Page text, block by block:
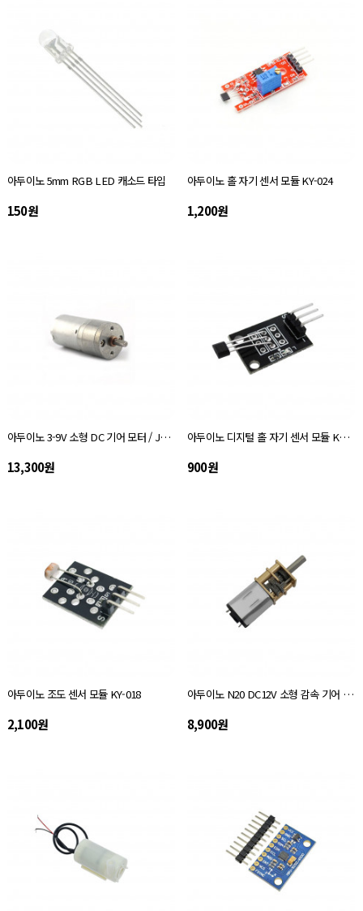
아두이노 5mm RGB LED 캐소드 타입
150원
아두이노 홀 자기 센서 모듈 KY-024
1,200원
아두이노 3-9V 소형 DC 기어 모터 / JGA25-370
13,300원
아두이노 디지털 홀 자기 센서 모듈 KY-003
900원
아두이노 조도 센서 모듈 KY-018
2,100원
아두이노 N20 DC12V 소형 감속 기어 모터
8,900원